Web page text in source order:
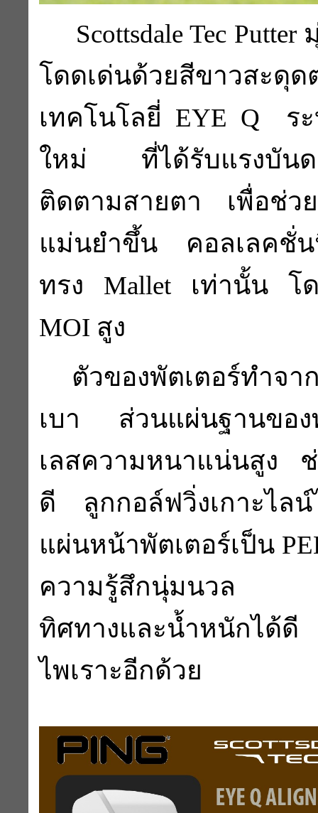
Scottsdale Tec
โดดเด่นด้วยสีขาวส
เทคโนโลยี่ EYE Q ระ
ใหม่ ที่ได้รับแรงบันดา
ติดตามสายตา เพื่อช่ว
แม่นยำขึ้น คอลเลคชั่น
ทรง Mallet เท่านั้น โ
MOI สูง
ตัวของพัตเตอร์ทำจา
เบา ส่วนแผ่นฐานของ
เลสความหนาแน่นสูง
ดี ลูกกอล์ฟวิ่งเกาะไลน์
แผ่นหน้าพัตเตอร์เป็น
ความรู้สึกนุ่มนวล ต
ทิศทางและน้ำหนักได้
ไพเราะอีกด้วย